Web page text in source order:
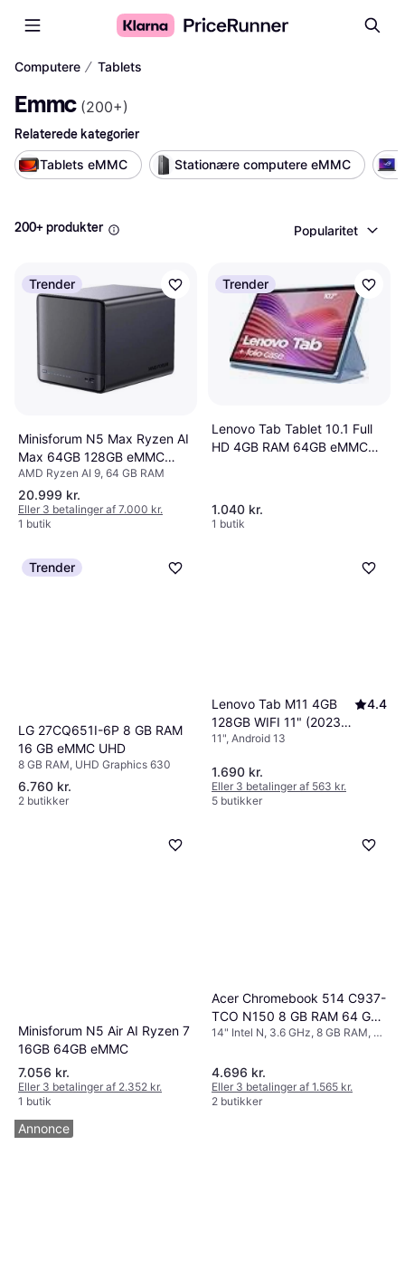
Computere ∕ Tablets
Emmc (200+)
Relaterede kategorier
Tablets eMMC
Stationære computere eMMC
200+ produkter Popularitet
Trender
Minisforum N5 Max Ryzen AI
Max 64GB 128GB eMMC
NAS Server
AMD Ryzen AI 9, 64 GB RAM
20.999 kr.
Eller 3 betalinger af 7.000 kr.
1 butik
Trender
Lenovo Tab Tablet 10.1 Full
HD 4GB RAM 64GB eMMC
1.040 kr.
1 butik
Trender
LG 27CQ651I-6P 8 GB RAM
16 GB eMMC UHD
8 GB RAM, UHD Graphics 630
6.760 kr.
2 butikker
Lenovo Tab M11 4GB
128GB WIFI 11" (2023)
Luna Grey
4.4
11", Android 13
1.690 kr.
Eller 3 betalinger af 563 kr.
5 butikker
Minisforum N5 Air AI Ryzen 7
16GB 64GB eMMC
7.056 kr.
Eller 3 betalinger af 2.352 kr.
1 butik
Acer Chromebook 514 C937-
TCO N150 8 GB RAM 64 GB
eMMC
14" Intel N, 3.6 GHz, 8 GB RAM, 64
4.696 kr.
Eller 3 betalinger af 1.565 kr.
2 butikker
Annonce